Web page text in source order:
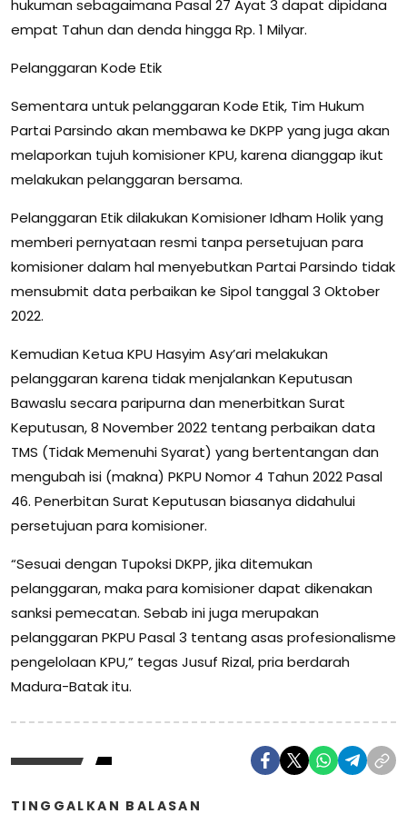
hukuman sebagaimana Pasal 27 Ayat 3 dapat dipidana
empat Tahun dan denda hingga Rp. 1 Milyar.
Pelanggaran Kode Etik
Sementara untuk pelanggaran Kode Etik, Tim Hukum
Partai Parsindo akan membawa ke DKPP yang juga akan
melaporkan tujuh komisioner KPU, karena dianggap ikut
melakukan pelanggaran bersama.
Pelanggaran Etik dilakukan Komisioner Idham Holik yang
memberi pernyataan resmi tanpa persetujuan para
komisioner dalam hal menyebutkan Partai Parsindo tidak
mensubmit data perbaikan ke Sipol tanggal 3 Oktober
2022.
Kemudian Ketua KPU Hasyim Asy’ari melakukan
pelanggaran karena tidak menjalankan Keputusan
Bawaslu secara paripurna dan menerbitkan Surat
Keputusan, 8 November 2022 tentang perbaikan data
TMS (Tidak Memenuhi Syarat) yang bertentangan dan
mengubah isi (makna) PKPU Nomor 4 Tahun 2022 Pasal
46. Penerbitan Surat Keputusan biasanya didahului
persetujuan para komisioner.
“Sesuai dengan Tupoksi DKPP, jika ditemukan
pelanggaran, maka para komisioner dapat dikenakan
sanksi pemecatan. Sebab ini juga merupakan
pelanggaran PKPU Pasal 3 tentang asas profesionalisme
pengelolaan KPU,” tegas Jusuf Rizal, pria berdarah
Madura-Batak itu.
TINGGALKAN BALASAN